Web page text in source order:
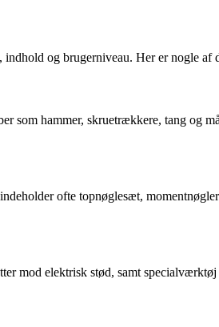
og brugerniveau. Her er nogle af
som hammer, skruetrækkere, tang
ofte topnøglesæt,
mod elektrisk stød, samt